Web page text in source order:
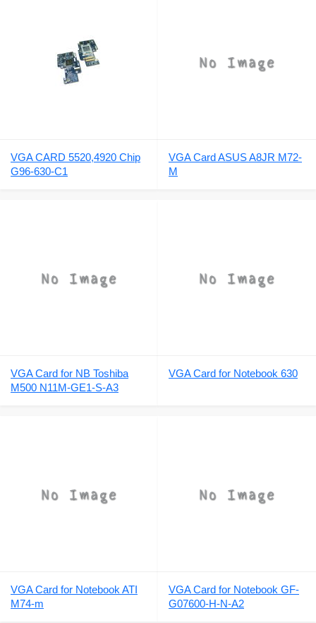
VGA CARD 5520,4920 Chip
G96-630-C1
VGA Card ASUS A8JR M72-
M
VGA Card for NB Toshiba
M500 N11M-GE1-S-A3
VGA Card for Notebook 630
VGA Card for Notebook ATI
M74-m
VGA Card for Notebook GF-
G07600-H-N-A2